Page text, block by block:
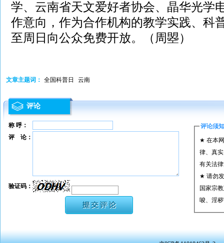
学、云南省天文爱好者协会、晶华光学
作意向，作为合作机构的教学实践、科
至周日向公众免费开放。（周曌）
文章主题词： 全国科普日 云南
评论
称 呼： 评论须知
★ 在本
律、真
有关法
★ 请勿
国家宗
唆、淫
★ 承担
★ 在本
评 论：
验证码：